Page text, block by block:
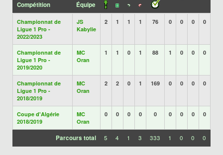
Compétition Équipe
Championnat de
Ligue 1 Pro -
2022/2023
JS
Kabylie
2 1 1 1 76 0 0 0 0
Championnat de
Ligue 1 Pro -
2019/2020
MC
Oran
1 1 0 1 88 1 0 0 0
Championnat de
Ligue 1 Pro -
2018/2019
MC
Oran
2 2 0 1 169 0 0 0 0
Coupe d'Algérie
2018/2019
MC
Oran
0 0 0 0 0 0 0 0 0
Parcours total 5 4 1 3 333 1 0 0 0